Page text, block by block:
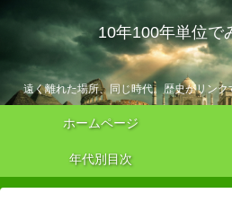
10年100年単位で
遠く離れた場所、同じ時代。歴史がリン
ホームページ
年代別目次